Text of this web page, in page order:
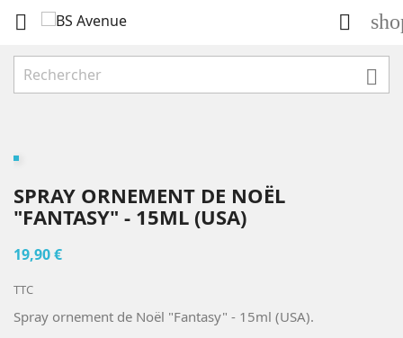
 

SPRAY ORNEMENT DE NOËL
"FANTASY" - 15ML (USA)
19,90 €
TTC
Spray ornement de Noël "Fantasy" - 15ml (USA).